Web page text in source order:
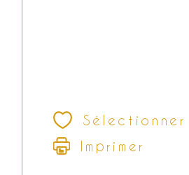
Sélectionner
Imprimer